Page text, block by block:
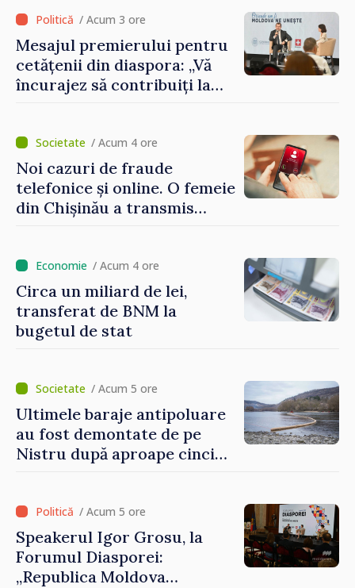
/ Acum 3 ore
Mesajul premierului pentru
cetățenii din diaspora: „Vă
încurajez să contribuiți la
/ Acum 4 ore
Noi cazuri de fraude
telefonice și online. O femeie
din Chișinău a transmis
/ Acum 4 ore
Circa un miliard de lei,
transferat de BNM la
bugetul de stat
/ Acum 5 ore
Ultimele baraje antipoluare
au fost demontate de pe
Nistru după aproape cinci
/ Acum 5 ore
Speakerul Igor Grosu, la
Forumul Diasporei:
„Republica Moldova